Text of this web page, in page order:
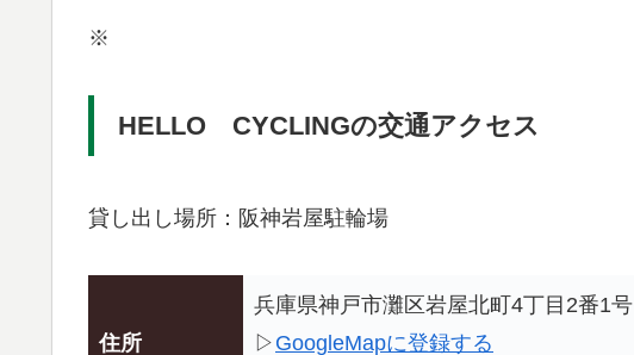
※
HELLO CYCLINGの交通アクセス
貸し出し場所：阪神岩屋駐輪場
住所
兵庫県神戸市灘区岩屋北町4丁目2番1号
▷ GoogleMapに登録する